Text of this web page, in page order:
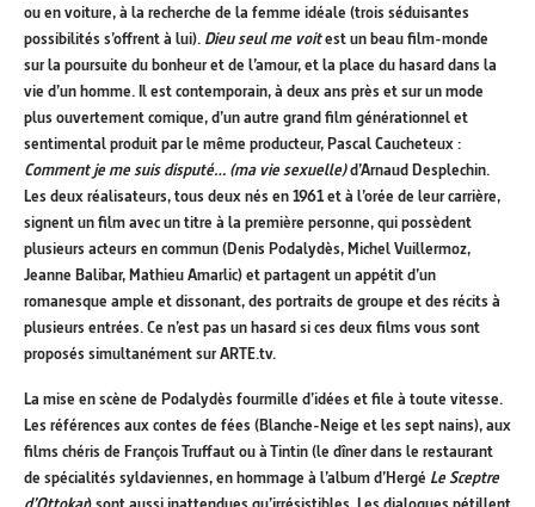
ou en voiture, à la recherche de la femme idéale (trois séduisantes
possibilités s’offrent à lui). Dieu seul me voitest un beau film-monde
sur la poursuite du bonheur et de l’amour, et la place du hasard dans la
vie d’un homme. Il est contemporain, à deux ans près et sur un mode
plus ouvertement comique, d’un autre grand film générationnel et
sentimental produit par le même producteur, Pascal Caucheteux :
Comment je me suis disputé… (ma vie sexuelle)d’Arnaud Desplechin.
Les deux réalisateurs, tous deux nés en 1961 et à l’orée de leur carrière,
signent un film avec un titre à la première personne, qui possèdent
plusieurs acteurs en commun (Denis Podalydès, Michel Vuillermoz,
Jeanne Balibar, Mathieu Amarlic) et partagent un appétit d’un
romanesque ample et dissonant, des portraits de groupe et des récits à
plusieurs entrées. Ce n’est pas un hasard si ces deux films vous sont
proposés simultanément sur ARTE.tv.
La mise en scène de Podalydès fourmille d’idées et file à toute vitesse.
Les références aux contes de fées (Blanche-Neige et les sept nains), aux
films chéris de François Truffaut ou à Tintin (le dîner dans le restaurant
de spécialités syldaviennes, en hommage à l’album d’Hergé Le Sceptre